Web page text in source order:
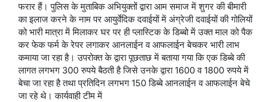
फरार हैं। पुलिस के मुताबिक अभियुक्तों द्वारा आम समाज में शुगर की बीमारी
का इलाज करने के नाम पर आयुर्वेदिक दवाईयों में अंग्रेजी दवाईयों की गोलियों
को भारी मात्रा में मिलाकर घर पर ही प्लास्टिक के डिब्बो में उक्त माल को पैक
कर फेक फर्म के रेपर लगाकर आनलाईन व आफलाईन बेचकर भारी लाभ
कमाया जा रहा है। उपरोक्त के द्वारा पूछताछ में बताया गया कि एक डिब्बे की
लागत लगभग 300 रुपये बैठती है जिसे उनके द्वारा 1600 व 1800 रुपये में
बेचा जा रहा है तथा प्रतिदिन लगभग 150 डिब्बे आनलाईन व आफलाईन बेचे
जा रहे थे। कार्यवाही टीम में